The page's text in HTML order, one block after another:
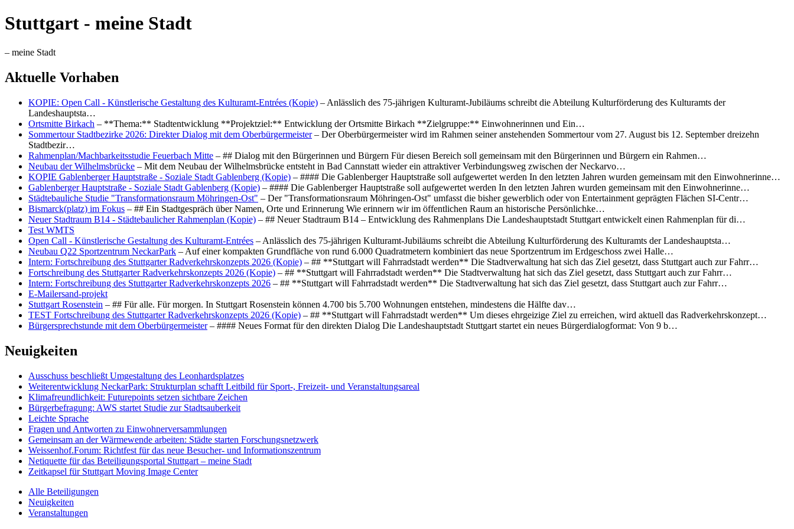
Stuttgart - meine Stadt
– meine Stadt
Aktuelle Vorhaben
KOPIE: Open Call - Künstlerische Gestaltung des Kulturamt-Entrées (Kopie) – Anlässlich des 75-jährigen Kulturamt-Jubiläums schreibt die Abteilung Kulturförderung des Kulturamts der
Landeshauptsta…
Ortsmitte Birkach – **Thema:** Stadtentwicklung **Projektziel:** Entwicklung der Ortsmitte Birkach **Zielgruppe:** Einwohnerinnen und Ein…
Sommertour Stadtbezirke 2026: Direkter Dialog mit dem Oberbürgermeister– Der Oberbürgermeister wird im Rahmen seiner anstehenden Sommertour vom 27. August bis 12. September dreizehn
Stadtbezir…
Rahmenplan/Machbarkeitsstudie Feuerbach Mitte – ## Dialog mit den Bürgerinnen und Bürgern Für diesen Bereich soll gemeinsam mit den Bürgerinnen und Bürgern ein Rahmen…
Neubau der Wilhelmsbrücke – Mit dem Neubau der Wilhelmsbrücke entsteht in Bad Cannstatt wieder ein attraktiver Verbindungsweg zwischen der Neckarvo…
KOPIE Gablenberger Hauptstraße - Soziale Stadt Gablenberg (Kopie) – #### Die Gablenberger Hauptstraße soll aufgewertet werden In den letzten Jahren wurden gemeinsam mit den Einwohnerinne…
Gablenberger Hauptstraße - Soziale Stadt Gablenberg (Kopie) – #### Die Gablenberger Hauptstraße soll aufgewertet werden In den letzten Jahren wurden gemeinsam mit den Einwohnerinne…
Städtebauliche Studie "Transformationsraum Möhringen-Ost" – Der "Transformationsraum Möhringen-Ost" umfasst die bisher gewerblich oder von Entertainment geprägten Flächen SI-Centr…
Bismarck(platz) im Fokus – ## Ein Stadtgespräch über Namen, Orte und Erinnerung Wie erinnern wir im öffentlichen Raum an historische Persönlichke…
Neuer Stadtraum B14 - Städtebaulicher Rahmenplan (Kopie) – ## Neuer Stadtraum B14 – Entwicklung des Rahmenplans Die Landeshauptstadt Stuttgart entwickelt einen Rahmenplan für di…
Test WMTS
Open Call - Künstlerische Gestaltung des Kulturamt-Entrées – Anlässlich des 75-jährigen Kulturamt-Jubiläums schreibt die Abteilung Kulturförderung des Kulturamts der Landeshauptsta…
Neubau Q22 Sportzentrum NeckarPark – Auf einer kompakten Grundfläche von rund 6.000 Quadratmetern kombiniert das neue Sportzentrum im Erdgeschoss zwei Halle…
Intern: Fortschreibung des Stuttgarter Radverkehrskonzepts 2026 (Kopie) – ## **Stuttgart will Fahrradstadt werden** Die Stadtverwaltung hat sich das Ziel gesetzt, dass Stuttgart auch zur Fahrr…
Fortschreibung des Stuttgarter Radverkehrskonzepts 2026 (Kopie) – ## **Stuttgart will Fahrradstadt werden** Die Stadtverwaltung hat sich das Ziel gesetzt, dass Stuttgart auch zur Fahrr…
Intern: Fortschreibung des Stuttgarter Radverkehrskonzepts 2026 – ## **Stuttgart will Fahrradstadt werden** Die Stadtverwaltung hat sich das Ziel gesetzt, dass Stuttgart auch zur Fahrr…
E-Mailersand-projekt
Stuttgart Rosenstein – ## Für alle. Für morgen. In Stuttgart Rosenstein können 4.700 bis 5.700 Wohnungen entstehen, mindestens die Hälfte dav…
TEST Fortschreibung des Stuttgarter Radverkehrskonzepts 2026 (Kopie) – ## **Stuttgart will Fahrradstadt werden** Um dieses ehrgeizige Ziel zu erreichen, wird aktuell das Radverkehrskonzept…
Bürgersprechstunde mit dem Oberbürgermeister– #### Neues Format für den direkten Dialog Die Landeshauptstadt Stuttgart startet ein neues Bürgerdialogformat: Von 9 b…
Neuigkeiten
Ausschuss beschließt Umgestaltung des Leonhards­platzes
Weiterentwicklung NeckarPark: Strukturplan schafft Leitbild für Sport-, Freizeit- und Veranstaltungsareal
Klimafreundlichkeit: Futurepoints setzen sichtbare Zeichen
Bürgerbefragung: AWS startet Studie zur Stadtsauberkeit
Leichte Sprache
Fragen und Antworten zu Einwohnerversammlungen
Gemeinsam an der Wärmewende arbeiten: Städte starten Forschungsnetzwerk
Weissenhof.Forum: Richtfest für das neue Besucher- und Informationszentrum
Netiquette für das Beteiligungsportal Stuttgart – meine Stadt
Zeitkapsel für Stuttgart Moving Image Center
Alle Beteiligungen
Neuigkeiten
Veranstaltungen